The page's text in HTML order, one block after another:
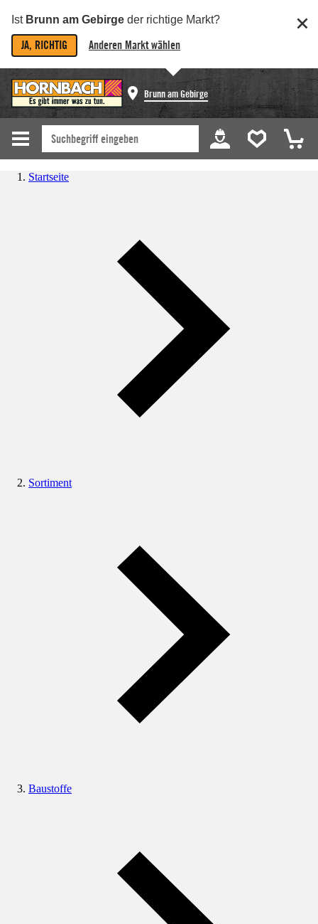
Ist Brunn am Gebirge der richtige Markt?
JA, RICHTIG Anderen Markt wählen
Brunn am Gebirge
Startseite
Sortiment
Baustoffe